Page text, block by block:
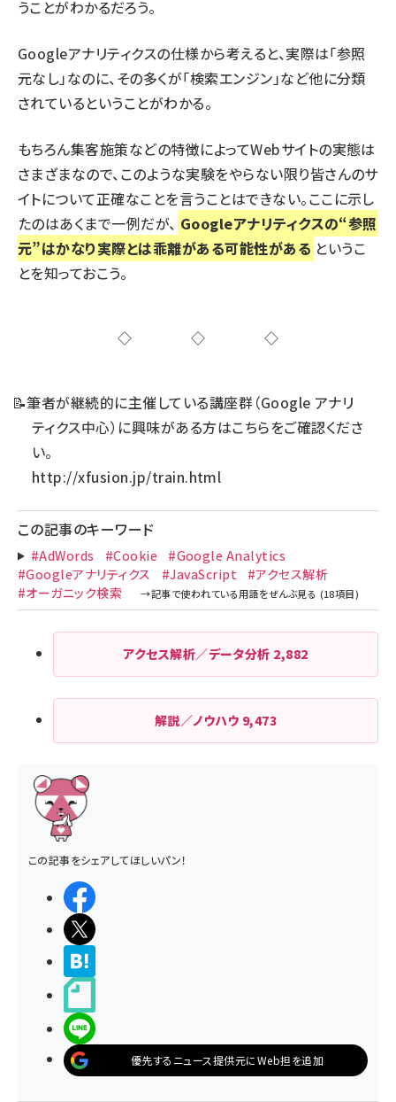
うことがわかるだろう。
Googleアナリティクスの仕様から考えると、実際は「参照
元なし」なのに、その多くが「検索エンジン」など他に分類
されているということがわかる。
もちろん集客施策などの特徴によってWebサイトの実態は
さまざまなので、このような実験をやらない限り皆さんのサ
イトについて正確なことを言うことはできない。ここに示し
たのはあくまで一例だが、 Googleアナリティクスの“参照
元”はかなり実際とは乖離がある可能性がある というこ
とを知っておこう。
◇◇◇
📝筆者が継続的に主催している講座群（Google アナリ
ティクス中心）に興味がある方はこちらをご確認くださ
い。
http://xfusion.jp/train.html
この記事のキーワード
#AdWords #Cookie
#Google Analytics
#Googleアナリティクス
#JavaScript
#アクセス解析
#オーガニック検索
アクセス解析／データ分析 2,882
解説／ノウハウ 9,473
この記事をシェアしてほしいパン！
優先するニュース提供元にWeb担を追加